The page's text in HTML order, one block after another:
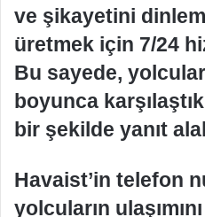
ve şikayetini
üretmek için 7/24
Bu sayede,
boyunca
bir şekilde yanıt
Havaist’in telefon
yolcuların